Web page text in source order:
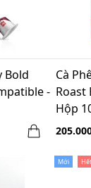
Bold
-
Cà
Roast
Hộp
Mới